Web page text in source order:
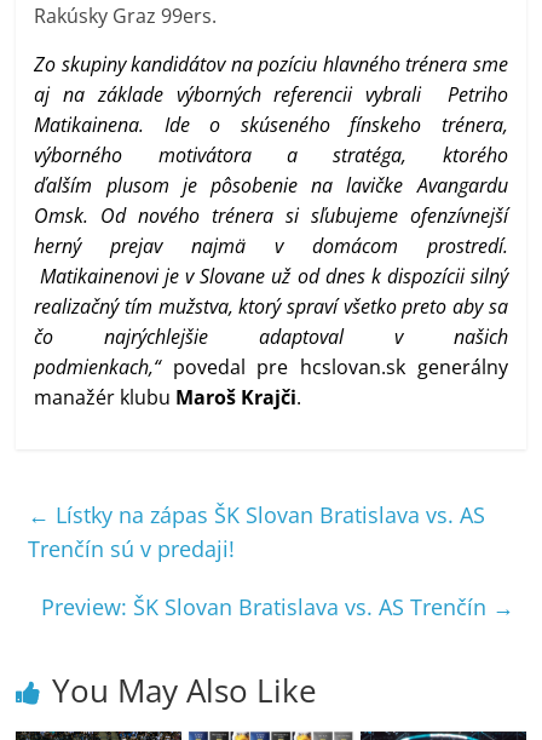
Rakúsky Graz 99ers.
Zo skupiny kandidátov na pozíciu hlavného trénera sme
aj na základe výborných referencii vybrali Petriho
Matikainena. Ide o skúseného fínskeho trénera,
výborného motivátora a stratéga, ktorého
ďalším plusom je pôsobenie na lavičke Avangardu
Omsk. Od nového trénera si sľubujeme ofenzívnejší
herný prejav najmä v domácom prostredí.
Matikainenovi je v Slovane už od dnes k dispozícii silný
realizačný tím mužstva, ktorý spraví všetko preto aby sa
čo najrýchlejšie adaptoval v našich
podmienkach,“povedal pre hcslovan.sk generálny
manažér klubu Maroš Krajči.
← Lístky na zápas ŠK Slovan Bratislava vs. AS
Trenčín sú v predaji!
Preview: ŠK Slovan Bratislava vs. AS Trenčín →
You May Also Like